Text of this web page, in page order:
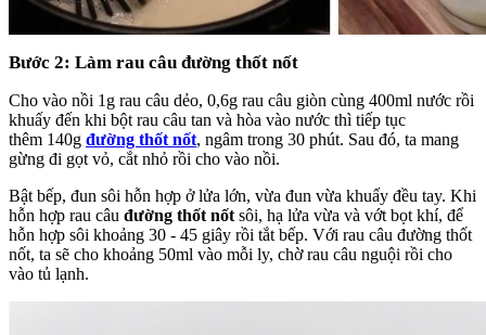
Bước 2: Làm rau câu đường thốt nốt
Cho vào nồi 1g rau câu dẻo, 0,6g rau câu giòn cùng 400ml nước rồi
khuấy đến khi bột rau câu tan và hòa vào nước thì tiếp tục
thêm 140g đường thốt nốt, ngâm trong 30 phút. Sau đó, ta mang
gừng đi gọt vỏ, cắt nhỏ rồi cho vào nồi.
Bật bếp, đun sôi hỗn hợp ở lửa lớn, vừa đun vừa khuấy đều tay. Khi
hỗn hợp rau câu đường thốt nốt sôi, hạ lửa vừa và vớt bọt khí, để
hỗn hợp sôi khoảng 30 - 45 giây rồi tắt bếp. Với rau câu đường thốt
nốt, ta sẽ cho khoảng 50ml vào mỗi ly, chờ rau câu nguội rồi cho
vào tủ lạnh.